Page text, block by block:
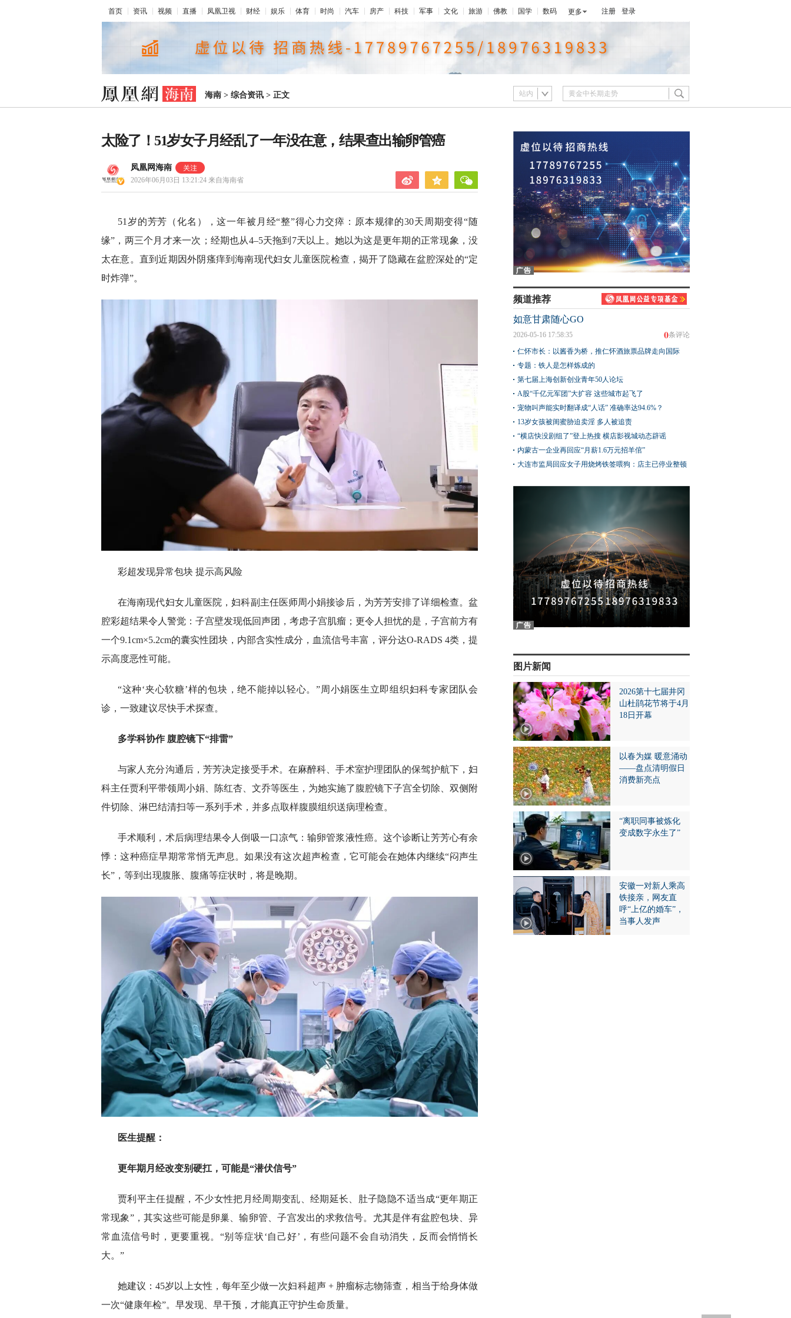
首页 资讯 视频 直播 凤凰卫视 财经 娱乐 体育 时尚 汽车 房产 科技 军事 文化 旅游 佛教 国学 数码 更多 注册 登录
海南 > 综合资讯 > 正文 站内
太险了！51岁女子月经乱了一年没在意，结果查出输卵管癌
凤凰网海南
2026年06月03日 13:21:24 来自海南省
51岁的芳芳（化名），这一年被月经“整”得心力交瘁：原本规律的30天周期变得“随
缘”，两三个月才来一次；经期也从4–5天拖到7天以上。她以为这是更年期的正常现象，没
太在意。直到近期因外阴瘙痒到海南现代妇女儿童医院检查，揭开了隐藏在盆腔深处的“定
时炸弹”。
彩超发现异常包块 提示高风险
在海南现代妇女儿童医院，妇科副主任医师周小娟接诊后，为芳芳安排了详细检查。盆
腔彩超结果令人警觉：子宫壁发现低回声团，考虑子宫肌瘤；更令人担忧的是，子宫前方有
一个9.1cm×5.2cm的囊实性团块，内部含实性成分，血流信号丰富，评分达O-RADS 4类，提
示高度恶性可能。
“这种‘夹心软糖’样的包块，绝不能掉以轻心。”周小娟医生立即组织妇科专家团队会
诊，一致建议尽快手术探查。
多学科协作 腹腔镜下“排雷”
与家人充分沟通后，芳芳决定接受手术。在麻醉科、手术室护理团队的保驾护航下，妇
科主任贾利平带领周小娟、陈红杏、文乔等医生，为她实施了腹腔镜下子宫全切除、双侧附
件切除、淋巴结清扫等一系列手术，并多点取样腹膜组织送病理检查。
手术顺利，术后病理结果令人倒吸一口凉气：输卵管浆液性癌。这个诊断让芳芳心有余
悸：这种癌症早期常常悄无声息。如果没有这次超声检查，它可能会在她体内继续“闷声生
长”，等到出现腹胀、腹痛等症状时，将是晚期。
医生提醒：
更年期月经改变别硬扛，可能是“潜伏信号”
贾利平主任提醒，不少女性把月经周期变乱、经期延长、肚子隐隐不适当成“更年期正
常现象”，其实这些可能是卵巢、输卵管、子宫发出的求救信号。尤其是伴有盆腔包块、异
常血流信号时，更要重视。“别等症状‘自己好’，有些问题不会自动消失，反而会悄悄长
大。”
她建议：45岁以上女性，每年至少做一次妇科超声 + 肿瘤标志物筛查，相当于给身体做
一次“健康年检”。早发现、早干预，才能真正守护生命质量。
频道推荐
如意甘肃随心GO
0条评论
2026-05-16 17:58:35
仁怀市长：以酱香为桥，推仁怀酒旅票品牌走向国际
专题：铁人是怎样炼成的
第七届上海创新创业青年50人论坛
A股“千亿元军团”大扩容 这些城市起飞了
宠物叫声能实时翻译成“人话” 准确率达94.6%？
13岁女孩被闺蜜胁迫卖淫 多人被追责
“横店快没剧组了”登上热搜 横店影视城动态辟谣
内蒙古一企业再回应“月薪1.6万元招羊倌”
大连市监局回应女子用烧烤铁签喂狗：店主已停业整顿
图片新闻
2026第十七届井冈
山杜鹃花节将于4月
18日开幕
以春为媒 暖意涌动
——盘点清明假日
消费新亮点
“离职同事被炼化
变成数字永生了”
安徽一对新人乘高
铁接亲，网友直
呼“上亿的婚车”，
当事人发声